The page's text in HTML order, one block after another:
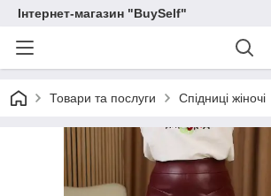
Інтернет-магазин "BuySelf"
Товари та послуги Спідниці жіночі